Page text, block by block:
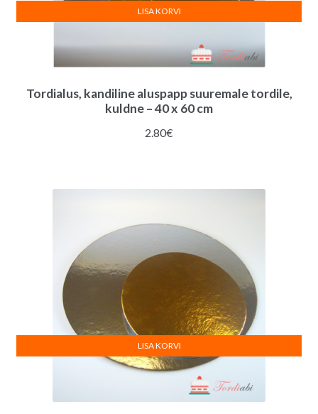
Tordialus, kandiline aluspapp suuremale tordile,
kuldne – 40 x 60 cm
2.80€
LISA KORVI
LISA KORVI